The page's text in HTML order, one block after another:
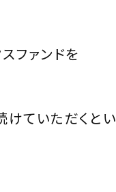
ファンドを
ていただくと